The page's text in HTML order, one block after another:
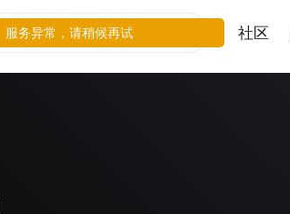
社区
服务异常，请稍候再试